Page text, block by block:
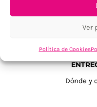
Ver
Política de Cookies
Dónde y